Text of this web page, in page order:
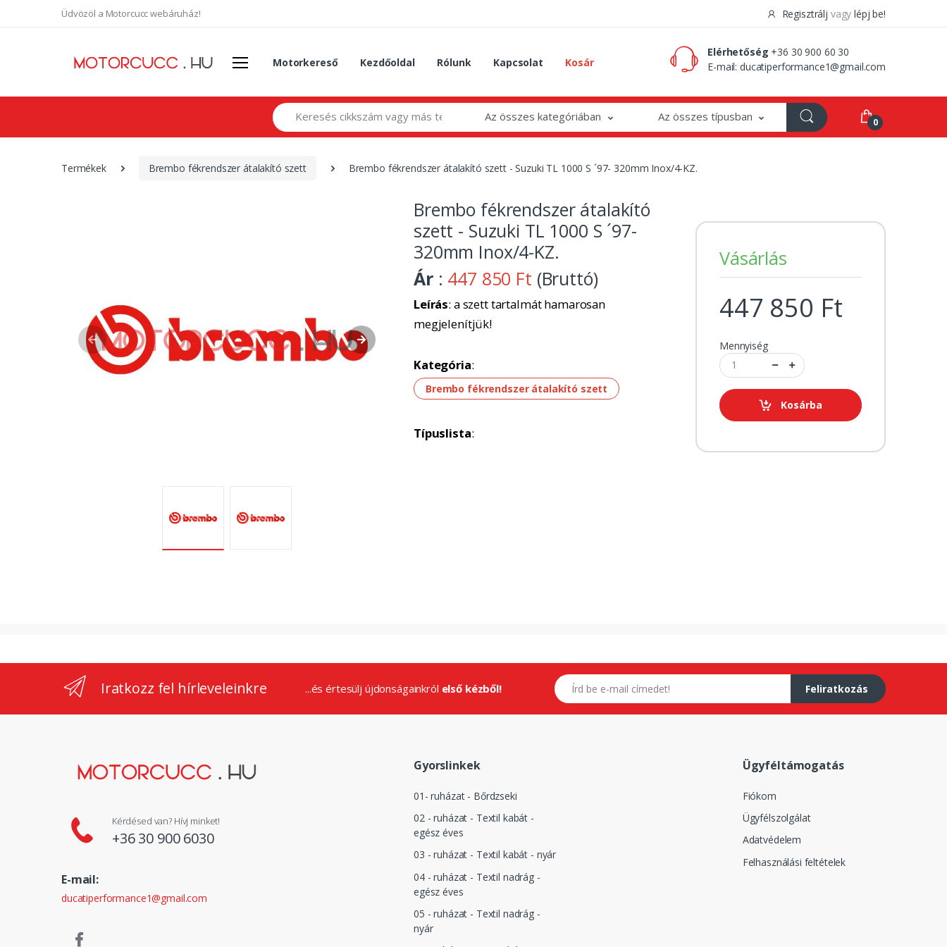
Üdvözöl a Motorcucc webáruház! Regisztrálj vagy lépj be!
Motorkereső Kezdőoldal Rólunk Kapcsolat Kosár
Elérhetőség +36 30 900 60 30
E-mail:ducatiperformance1@gmail.com
Search Az összes kategóriában Az összes típusban 0
Termékek Brembo fékrendszer átalakító szett Brembo fékrendszer átalakító szett - Suzuki TL 1000 S ´97- 320mm Inox/4-KZ.
Brembo fékrendszer átalakító
szett - Suzuki TL 1000 S ´97-
320mm Inox/4-KZ.
Ár : 447 850 Ft (Bruttó)
Leírás: a szett tartalmát hamarosan
megjelenítjük!
Kategória:
Brembo fékrendszer átalakító szett
Típuslista:
Vásárlás
447 850 Ft
Mennyiség
Kosárba
Iratkozz fel hírleveleinkre ...és értesülj újdonságainkról első kézből!
E-mail címed
Feliratkozás
Kérdésed van? Hívj minket!
+36 30 900 6030
E-mail:
ducatiperformance1@gmail.com
Gyorslinkek
01- ruházat - Bőrdzseki
02 - ruházat - Textil kabát -
egész éves
03 - ruházat - Textil kabát - nyár
04 - ruházat - Textil nadrág -
egész éves
05 - ruházat - Textil nadrág -
nyár
Ügyféltámogatás
Fiókom
Ügyfélszolgálat
Adatvédelem
Felhasználási feltételek